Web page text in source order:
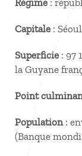
Régime :
Capitale : Séoul
Superficie : 97
la Guyane
Point
Population:
(Banque